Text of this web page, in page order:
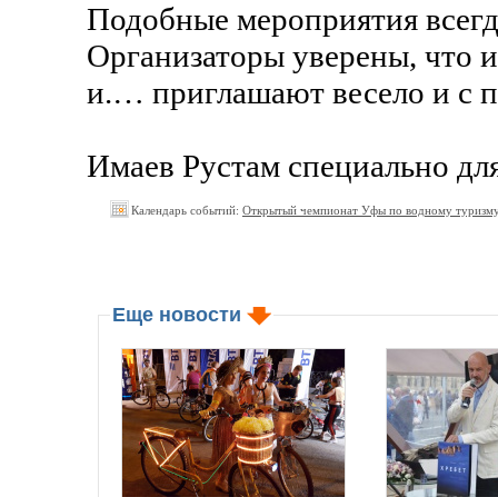
Подобные мероприятия
Организаторы уверены, что
и.… приглашают весело и с
Имаев Рустам специально
Календарь событий: Открытый чемпионат Уфы по водному
Еще новости